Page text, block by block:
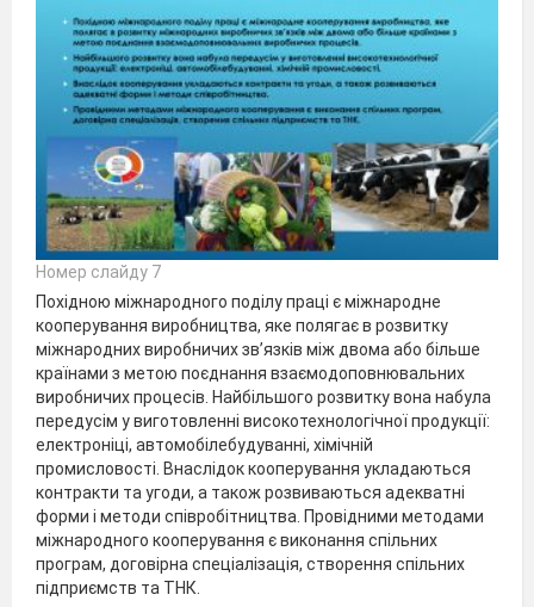
Номер слайду 7
Похідною міжнародного поділу праці є міжнародне
кооперування виробництва, яке полягає в розвитку
міжнародних виробничих зв’язків між двома або більше
країнами з метою поєднання взаємодоповнювальних
виробничих процесів. Найбільшого розвитку вона набула
передусім у виготовленні високотехнологічної продукції:
електроніці, автомобілебудуванні, хімічній
промисловості. Внаслідок кооперування укладаються
контракти та угоди, а також розвиваються адекватні
форми і методи співробітництва. Провідними методами
міжнародного кооперування є виконання спільних
програм, договірна спеціалізація, створення спільних
підприємств та ТНК.